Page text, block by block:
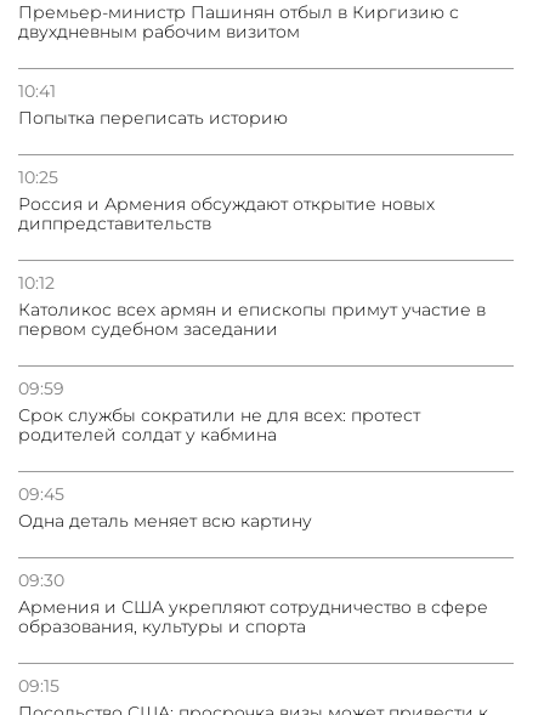
Премьер-министр Пашинян отбыл в Киргизию с
двухдневным рабочим визитом
10:41
Попытка переписать историю
10:25
Россия и Армения обсуждают открытие новых
диппредставительств
10:12
Католикос всех армян и епископы примут участие в
первом судебном заседании
09:59
Срок службы сократили не для всех: протест
родителей солдат у кабмина
09:45
Одна деталь меняет всю картину
09:30
Армения и США укрепляют сотрудничество в сфере
образования, культуры и спорта
09:15